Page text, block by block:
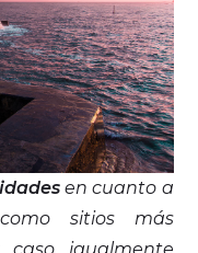
en cuanto a
sitios más
caso igualmente